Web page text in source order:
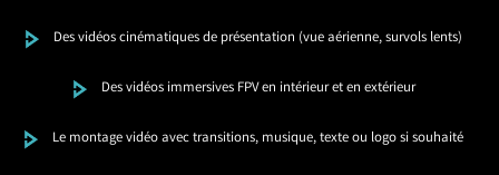
Des vidéos cinématiques de présentation (vue aérienne, survols lents)
Des vidéos immersives FPV en intérieur et en extérieur
Le montage vidéo avec transitions, musique, texte ou logo si souhaité